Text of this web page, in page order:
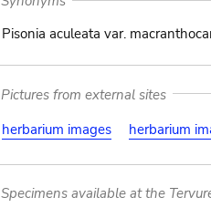
Pisonia aculeata var.
Pictures from external sites
herbarium images
herbarium
Specimens available at the